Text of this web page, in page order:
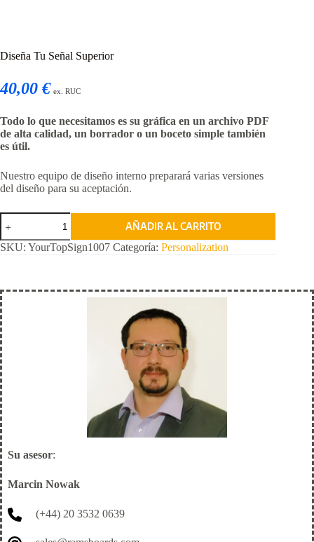
Diseña Tu Señal Superior
40,00 € ex. RUC
Todo lo que necesitamos es su gráfica en un archivo PDF
de alta calidad, un borrador o un boceto simple también
es útil.
Nuestro equipo de diseño interno preparará varias versiones
del diseño para su aceptación.
Diseña
Tu
Señal
Superior
AÑADIR AL CARRITO
SKU: YourTopSign1007 Categoría: Personalization
Su asesor:
Marcin Nowak
(+44) 20 3532 0639